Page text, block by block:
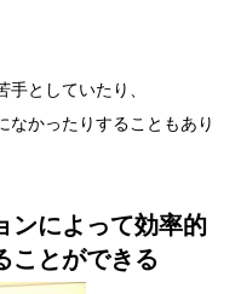
としていたり、
なかったりすることもあり
ンによって効率的
ことができる